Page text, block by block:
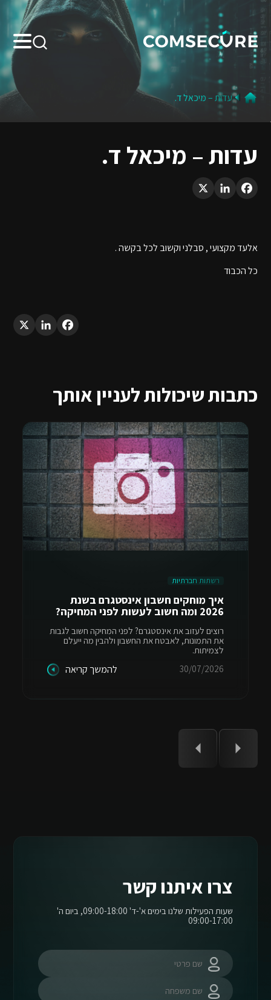
Search:
עדות – מיכאל ד.
עדות – מיכאל ד.
Facebook
LinkedIn
X
אלעד מקצועי , סבלני וקשוב לכל בקשה .
כל הכבוד
Facebook
LinkedIn
X
כתבות שיכולות לעניין אותך
רשתות חברתיות
איך מוחקים חשבון אינסטגרם בשנת
2026 ומה חשוב לעשות לפני המחיקה?
רוצים לעזוב את אינסטגרם? לפני המחיקה חשוב לגבות
את התמונות, לאבטח את החשבון ולהבין מה ייעלם
לצמיתות.
30/07/2026
להמשך קריאה
צרו איתנו קשר
שעות הפעילות שלנו בימים א'-ד' 09:00-18:00, ביום ה'
09:00-17:00